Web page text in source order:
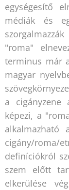
egységesítő
médiák és
"roma"
terminus már
magyar
a cigányzene
képezi, a
alkalmazható
cigány/roma/
definíciókról
szem előtt
elkerülése